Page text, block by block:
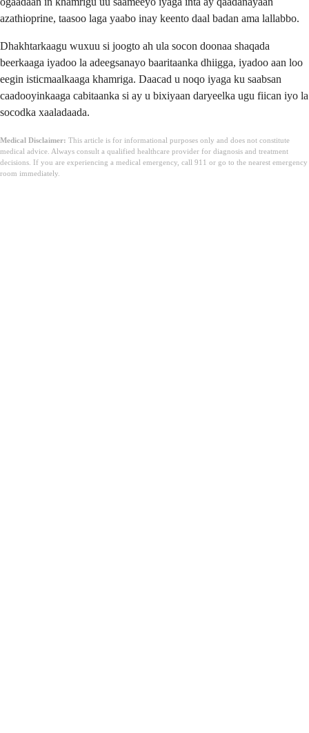
azathioprine, taasoo laga yaabo inay keento daal badan ama lallabbo.
Dhakhtarkaagu wuxuu si joogto ah ula socon doonaa shaqada
beerkaaga iyadoo la adeegsanayo baaritaanka dhiigga, iyadoo aan loo
eegin isticmaalkaaga khamriga. Daacad u noqo iyaga ku saabsan
caadooyinkaaga cabitaanka si ay u bixiyaan daryeelka ugu fiican iyo la
socodka xaaladaada.
Medical Disclaimer: This article is for informational purposes only and does not constitute
medical advice. Always consult a qualified healthcare provider for diagnosis and treatment
decisions. If you are experiencing a medical emergency, call 911 or go to the nearest emergency
room immediately.